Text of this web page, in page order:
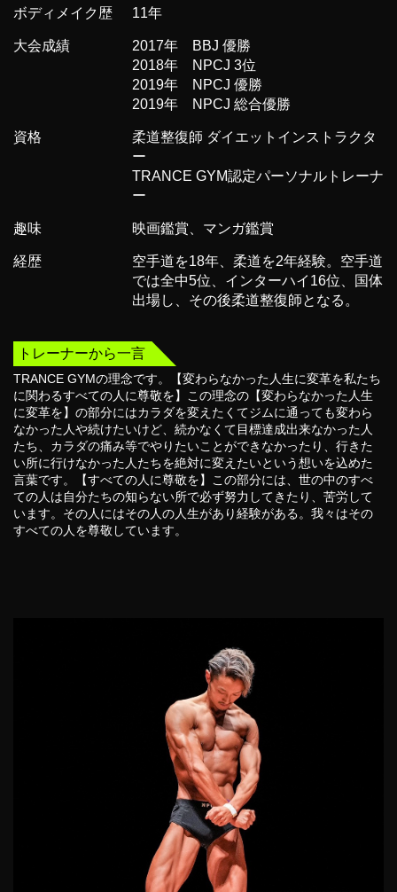
ボディメイク歴 11年
大会成績
2017年 BBJ 優勝
2018年 NPCJ 3位
2019年 NPCJ 優勝
2019年 NPCJ 総合優勝
資格
柔道整復師 ダイエットインストラクタ
ー
TRANCE GYM認定パーソナルトレーナ
ー
趣味 映画鑑賞、マンガ鑑賞
経歴
空手道を18年、柔道を2年経験。空手道
では全中5位、インターハイ16位、国体
出場し、その後柔道整復師となる。
トレーナーから一言
TRANCE GYMの理念です。【変わらなかった人生に変革を私たち
に関わるすべての人に尊敬を】この理念の【変わらなかった人生
に変革を】の部分にはカラダを変えたくてジムに通っても変わら
なかった人や続けたいけど、続かなくて目標達成出来なかった人
たち、カラダの痛み等でやりたいことができなかったり、行きた
い所に行けなかった人たちを絶対に変えたいという想いを込めた
言葉です。【すべての人に尊敬を】この部分には、世の中のすべ
ての人は自分たちの知らない所で必ず努力してきたり、苦労して
います。その人にはその人の人生があり経験がある。我々はその
すべての人を尊敬しています。